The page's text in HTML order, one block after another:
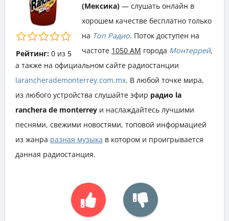
Рейтинг: 0из 5
(Мексика) — слушать онлайн в
хорошем качестве бесплатно только
на Топ Радио. Поток доступен на
частоте 1050 AM города Монтеррей,
а также на официальном сайте радиостанции
larancherademonterrey.com.mx. В любой точке мира,
из любого устройства слушайте эфир радио la
ranchera de monterrey и наслаждайтесь лучшими
песнями, свежими новостями, топовой информацией
из жанра разная музыка в котором и проигрывается
данная радиостанция.